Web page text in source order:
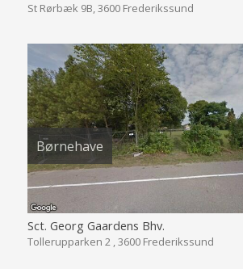
St Rørbæk 9B, 3600 Frederikssund
Børnehave
Sct. Georg Gaardens Bhv.
Tollerupparken 2 , 3600 Frederikssund